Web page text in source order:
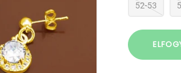
52-53